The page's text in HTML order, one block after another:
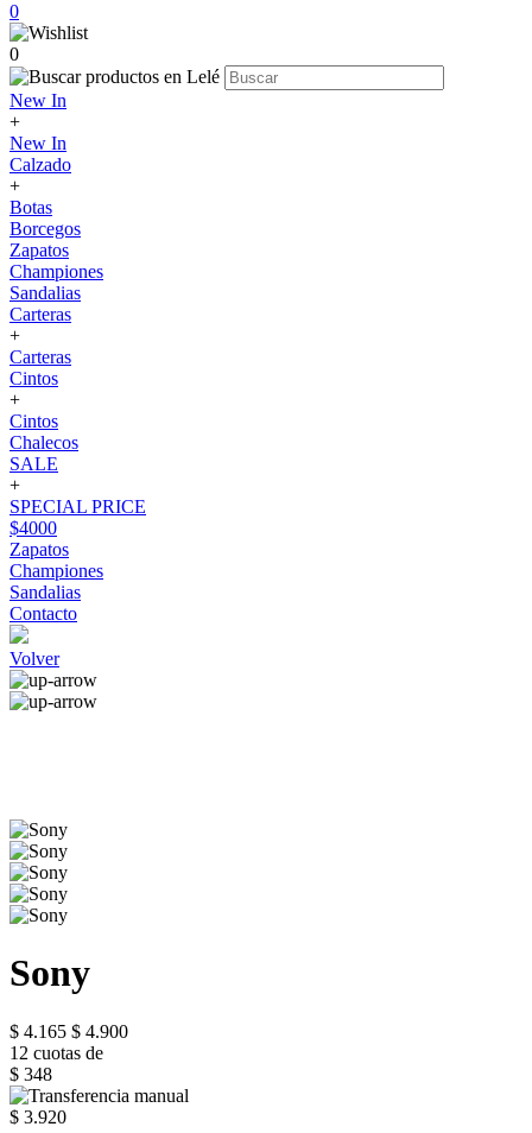
0
0
New In
+
New In
Calzado
+
Botas
Borcegos
Zapatos
Championes
Sandalias
Carteras
+
Carteras
Cintos
+
Cintos
Chalecos
SALE
+
SPECIAL PRICE
$4000
Zapatos
Championes
Sandalias
Contacto
Volver
Sony
$ 4.165 $ 4.900
12 cuotas de
$ 348
$ 3.920